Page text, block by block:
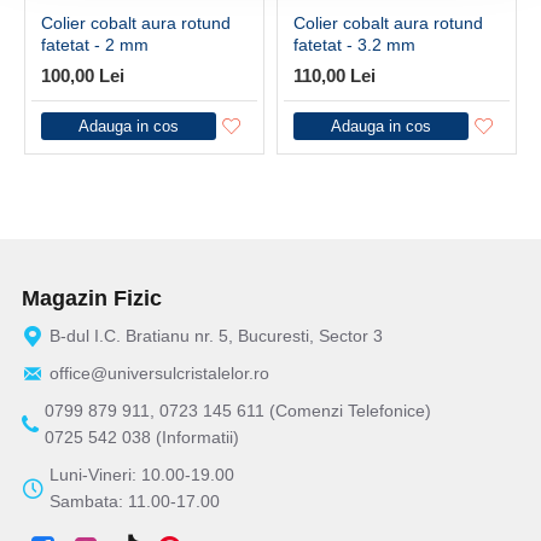
Colier cobalt aura rotund
fatetat - 2 mm
100,00 Lei
Adauga in cos
Colier cobalt aura rotund
fatetat - 3.2 mm
110,00 Lei
Adauga in cos
Magazin Fizic
B-dul I.C. Bratianu nr. 5, Bucuresti, Sector 3
office@universulcristalelor.ro
0799 879 911, 0723 145 611 (Comenzi Telefonice)
0725 542 038 (Informatii)
Luni-Vineri: 10.00-19.00
Sambata: 11.00-17.00